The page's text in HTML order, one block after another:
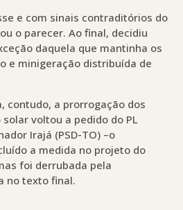
e com sinais contraditórios do
o parecer. Ao final, decidiu
daquela que mantinha os
e minigeração distribuída de
contudo, a prorrogação dos
voltou a pedido do PL
Irajá (PSD-TO) –o
a medida no projeto do
foi derrubada pela
no texto final.